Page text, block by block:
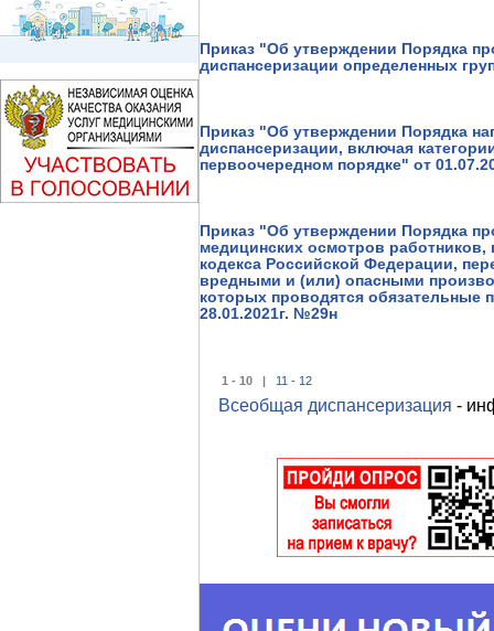
Приказ "Об утверждении Порядка
диспансеризации определенных
Приказ "Об утверждении Порядка
диспансеризации, включая
первоочередном порядке" от
Приказ "Об утверждении Порядка
медицинских осмотров работников,
кодекса Российской Федерации,
вредными и (или) опасными
которых проводятся обязательные
28.01.2021г. №29н
1 - 10 | 11 - 12
Всеобщая диспансеризация -